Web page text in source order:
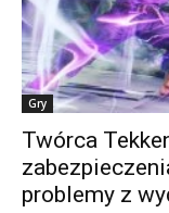
Gry
Twórca
problemy z